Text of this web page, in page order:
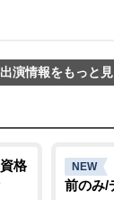
演情報をもっと
格
NEW
前のみ/